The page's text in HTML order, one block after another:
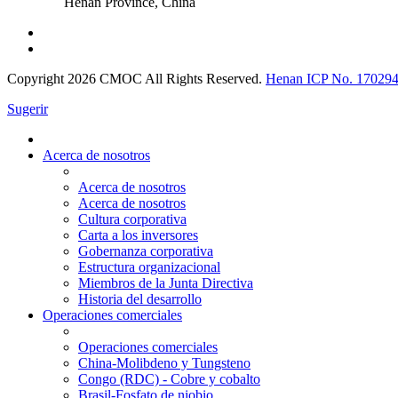
Copyright 2026 CMOC All Rights Reserved. Henan ICP No.
Sugerir
Acerca de nosotros
Acerca de nosotros
Acerca de nosotros
Cultura corporativa
Carta a los inversores
Gobernanza corporativa
Estructura organizacional
Miembros de la Junta Directiva
Historia del desarrollo
Operaciones comerciales
Operaciones comerciales
China-Molibdeno y Tungsteno
Congo (RDC) - Cobre y cobalto
Brasil-Fosfato de niobio